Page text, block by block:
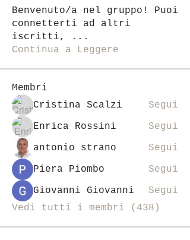
Benvenuto/a nel gruppo! Puoi
connetterti ad altri
iscritti,
...
Continua a Leggere
Membri
Cristina Scalzi
Segui
Enrica Rossini
Segui
antonio strano
Segui
Piera Piombo
Segui
Giovanni Giovanni
Segui
Vedi tutti i membri (438)